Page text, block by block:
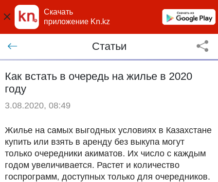
Скачать
приложение Kn.kz
Статьи
Как встать в очередь на жилье в 2020
году
3.08.2020, 08:49
Жилье на самых выгодных условиях в Казахстане
купить или взять в аренду без выкупа могут
только очередники акиматов. Их число с каждым
годом увеличивается. Растет и количество
госпрограмм, доступных только для очередников.